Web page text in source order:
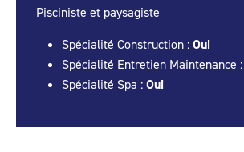
Pisciniste et paysagiste
Spécialité Construction : Oui
Spécialité Entretien Maintenance :
Spécialité Spa : Oui